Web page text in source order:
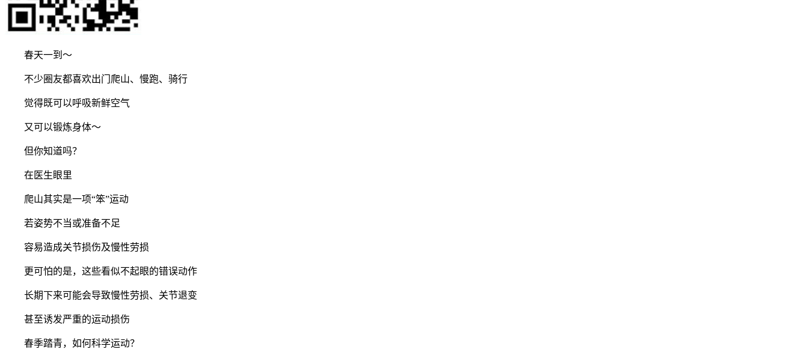
春天一到～
不少圈友都喜欢出门爬山、慢跑、骑行
觉得既可以呼吸新鲜空气
又可以锻炼身体～
但你知道吗？
在医生眼里
爬山其实是一项“笨”运动
若姿势不当或准备不足
容易造成关节损伤及慢性劳损
更可怕的是，这些看似不起眼的错误动作
长期下来可能会导致慢性劳损、关节退变
甚至诱发严重的运动损伤
春季踏青，如何科学运动？